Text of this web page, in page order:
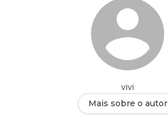
vivi
Mais sobre o autor